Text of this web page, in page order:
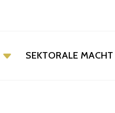
SEKTORALE MACHT